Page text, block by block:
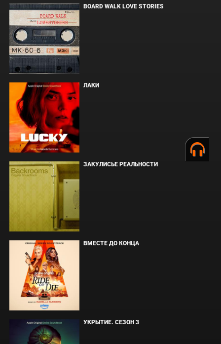
BOARD WALK LOVE STORIES
ЛАКИ
ЗАКУЛИСЬЕ РЕАЛЬНОСТИ
ВМЕСТЕ ДО КОНЦА
УКРЫТИЕ. СЕЗОН 3